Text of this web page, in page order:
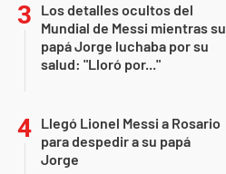
Los detalles ocultos del
Mundial de Messi mientras su
papá Jorge luchaba por su
salud: "Lloró por..."
Llegó Lionel Messi a Rosario
para despedir a su papá
Jorge